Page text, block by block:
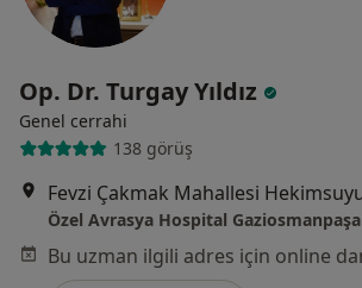
Op. Dr. Turgay Yıldız
Genel cerrahi
138 görüş
Özel Avrasya Hospital Gaziosmanpaşa